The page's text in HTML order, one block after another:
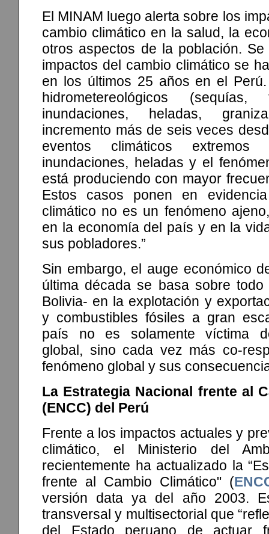
El MINAM luego alerta sobre los
cambio climático en la salud, la
otros aspectos de la población.
impactos del cambio climático se
en los últimos 25 años en el Perú.
hidrometereológicos
inundaciones, heladas,
incremento más de seis veces
eventos climáticos extremos
inundaciones, heladas y el
está produciendo con mayor
Estos casos ponen en
climático no es un fenómeno
en la economía del país y en la
sus pobladores.”
Sin embargo, el auge económico
última década se basa sobre
Bolivia- en la explotación y
y combustibles fósiles a gran
país no es solamente víctima
global, sino cada vez más co-
fenómeno global y sus
La Estrategia Nacional frente al
(ENCC) del Perú
Frente a los impactos actuales y
climático, el Ministerio del
recientemente ha actualizado la
frente al Cambio Climático" (
versión data ya del año 2003.
transversal y multisectorial que
del Estado peruano de actuar